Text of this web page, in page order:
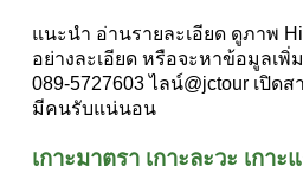
แนะนำ อ่านรายละเอียด ดูภาพ
อย่างละเอียด หรือจะหาข้อมูลเ
089-5727603 ไลน์@jctour เปิ
มีคนรับแน่นอน
เกาะมาตรา เกาะละวะ เกาะ